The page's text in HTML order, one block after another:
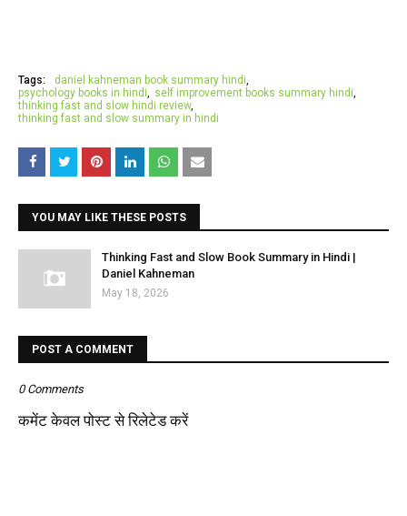
Tags:
daniel kahneman book summary hindi
psychology books in hindi
self improvement books summary hindi
thinking fast and slow hindi review
thinking fast and slow summary in hindi
YOU MAY LIKE THESE POSTS
Thinking Fast and Slow Book Summary in Hindi |
Daniel Kahneman
May 18, 2026
POST A COMMENT
0 Comments
कमेंट केवल पोस्ट से रिलेटेड करें